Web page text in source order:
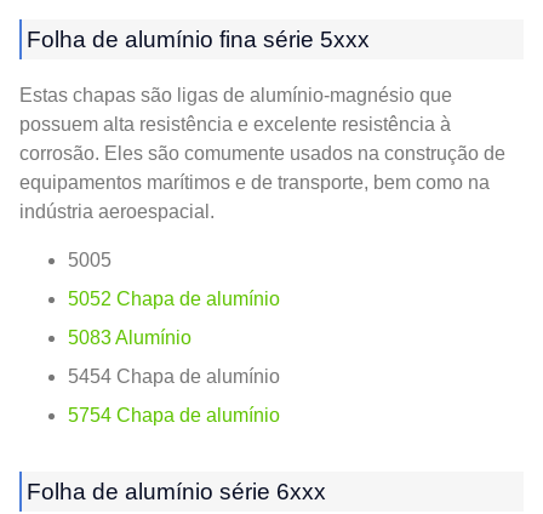
Folha de alumínio fina série 5xxx
Estas chapas são ligas de alumínio-magnésio que
possuem alta resistência e excelente resistência à
corrosão. Eles são comumente usados ​​na construção de
equipamentos marítimos e de transporte, bem como na
indústria aeroespacial.
5005
5052 Chapa de alumínio
5083 Alumínio
5454 Chapa de alumínio
5754 Chapa de alumínio
Folha de alumínio série 6xxx